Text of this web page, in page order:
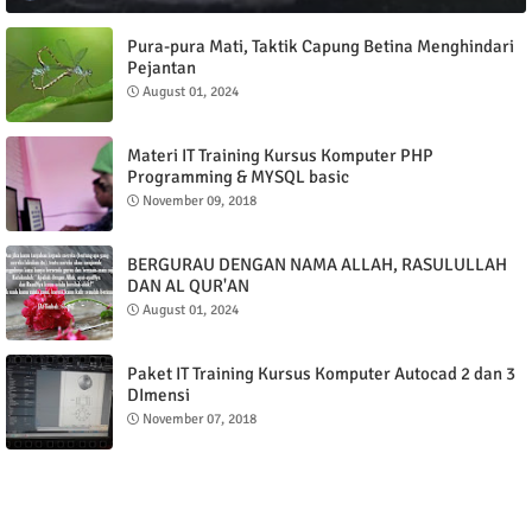
Pura-pura Mati, Taktik Capung Betina Menghindari
Pejantan
August 01, 2024
Materi IT Training Kursus Komputer PHP
Programming & MYSQL basic
November 09, 2018
BERGURAU DENGAN NAMA ALLAH, RASULULLAH
DAN AL QUR'AN
August 01, 2024
Paket IT Training Kursus Komputer Autocad 2 dan 3
DImensi
November 07, 2018